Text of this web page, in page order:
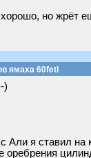
но жрёт
ямаха 60fetl
)
Али я ставил на
оребрения